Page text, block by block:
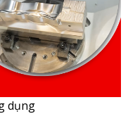
dụng